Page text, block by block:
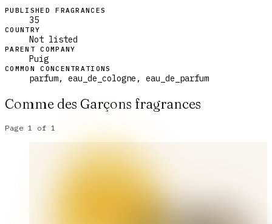
PUBLISHED FRAGRANCES
35
COUNTRY
Not listed
PARENT COMPANY
Puig
COMMON CONCENTRATIONS
parfum, eau_de_cologne, eau_de_parfum
Comme des Garçons fragrances
Page 1 of1